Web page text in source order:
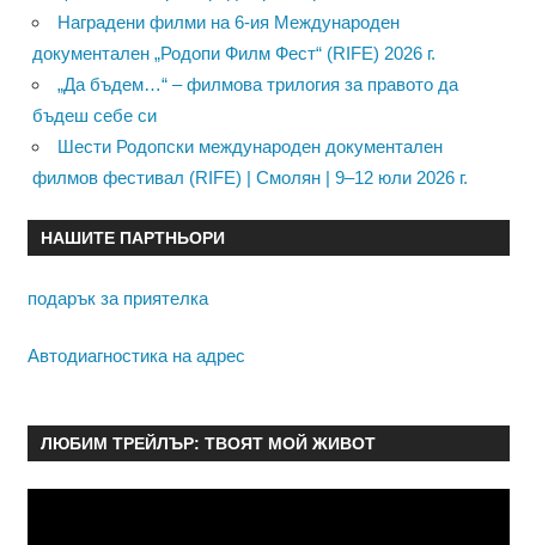
Наградени филми на 6-ия Международен
документален „Родопи Филм Фест“ (RIFE) 2026 г.
„Да бъдем…“ – филмова трилогия за правото да
бъдеш себе си
Шести Родопски международен документален
филмов фестивал (RIFE) | Смолян | 9–12 юли 2026 г.
НАШИТЕ ПАРТНЬОРИ
подарък за приятелка
Автодиагностика на адрес
ЛЮБИМ ТРЕЙЛЪР: ТВОЯТ МОЙ ЖИВОТ